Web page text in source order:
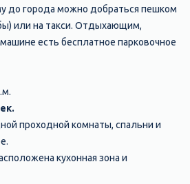
до города можно добраться пешком
или на такси. Отдыхающим,
есть бесплатное парковочное
проходной комнаты, спальни и
кухонная зона и